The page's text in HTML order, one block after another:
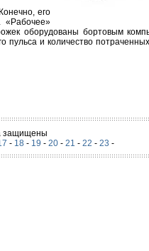
его
«Рабочее»
оборудованы бортовым
пульса и количество
защищены
- 18- 19 - 20- 21 - 22 - 23 -